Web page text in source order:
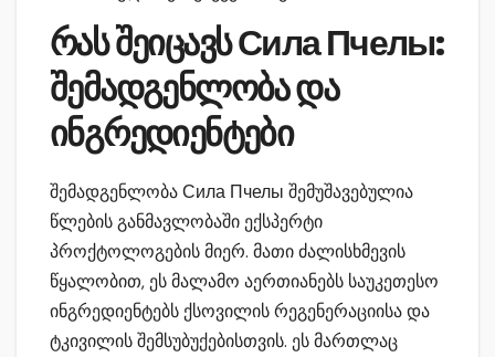
რას შეიცავს Сила Пчелы:
შემადგენლობა და
ინგრედიენტები
შემადგენლობა Сила Пчелы შემუშავებულია
წლების განმავლობაში ექსპერტი
პროქტოლოგების მიერ. მათი ძალისხმევის
წყალობით, ეს მალამო აერთიანებს საუკეთესო
ინგრედიენტებს ქსოვილის რეგენერაციისა და
ტკივილის შემსუბუქებისთვის. ეს მართლაც